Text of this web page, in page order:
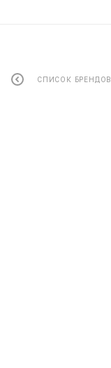
СПИСОК БРЕНДОВ